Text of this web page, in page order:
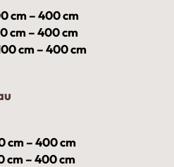
cm – 400 cm
cm – 400 cm
cm – 400 cm
cm – 400 cm
cm – 400 cm